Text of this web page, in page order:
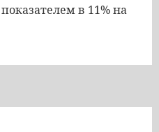
показателемв 11%на